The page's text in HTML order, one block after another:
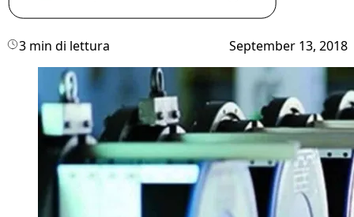
3 min di lettura September 13, 2018